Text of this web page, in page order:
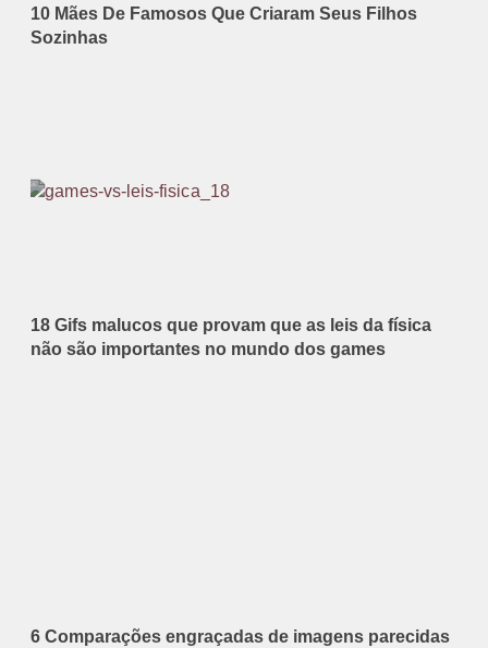
10 Mães De Famosos Que Criaram Seus Filhos
Sozinhas
18 Gifs malucos que provam que as leis da física
não são importantes no mundo dos games
6 Comparações engraçadas de imagens parecidas